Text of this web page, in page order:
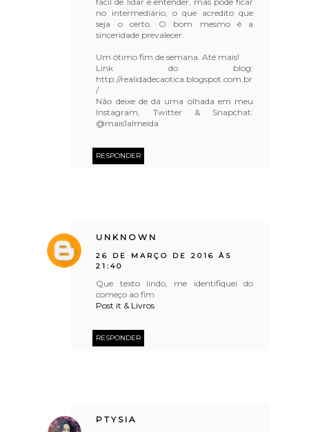
no intermediário, o que acredito que
seja o certo. O bom mesmo é a
sinceridade prevalecer.
Um ótimo fim de semana. Até mais!
Link do blog:
http://realidadecaotica.blogspot.com.br
/
Não deixe de dá uma olhada em meu
Instagram, Twitter & Snapchat:
@mais1almeida
RESPONDER
UNKNOWN
26 DE MARÇO DE 2016 ÀS
21:40
Que texto lindo, me identifiquei do
começo ao fim
Post it & Livros
RESPONDER
PTYSIA